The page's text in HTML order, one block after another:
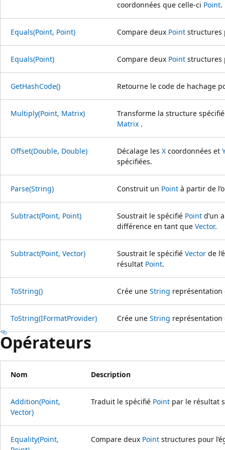
coordonnées que celle-ci Point.
Equals(Point, Point) Compare deux Point structures
Equals(Point) Compare deux Point structures
GetHashCode() Retourne le code de hachage
Multiply(Point, Matrix)
Transforme la structure
Matrix .
Offset(Double, Double) Décalage les X coordonnées et
spécifiées.
Parse(String) Construit un Point à partir de
Subtract(Point, Point) Soustrait le spécifié Point d’un
différence en tant que Vector.
Subtract(Point, Vector) Soustrait le spécifié Vector de
résultat Point.
ToString() Crée une String
ToString(IFormatProvider) Crée une String
Opérateurs
Nom Description
Addition(Point,
Vector)
Traduit le spécifié Point par le résultat
Equality(Point,
Compare deux Point structures pour